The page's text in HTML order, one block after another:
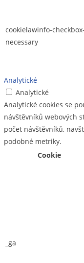
cookielawinfo-checkbox-
necessary
Analytické
Analytické
Analytické cookies se
návštěvníků webových
počet návštěvníků,
podobné metriky.
Cookie
_ga